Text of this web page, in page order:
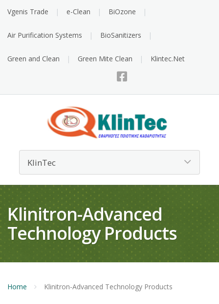
Vgenis Trade e-Clean BiOzone
Air Purification Systems BioSanitizers
Green and Clean Green Mite Clean Klintec.Net
Klinitron-Advanced
Technology Products
Home Klinitron-Advanced Technology Products